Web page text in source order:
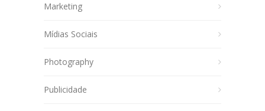
Marketing
Mídias Sociais
Photography
Publicidade